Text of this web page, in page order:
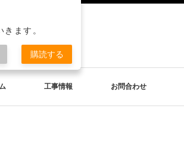
工事情報 お問合わせ
ます。
購読する